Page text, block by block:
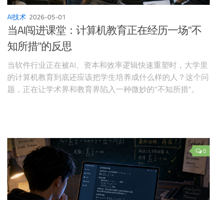
AI技术 2026-05-01
当AI闯进课堂：计算机教育正在经历一场"不
知所措"的反思
当软件行业正在被AI、资本和效率逻辑快速重塑时，大学里
的计算机教育到底还应该把学生培养成什么样的人？这个问
题，正在让学术界和教育界陷入一种微妙的"不知所措"。
0